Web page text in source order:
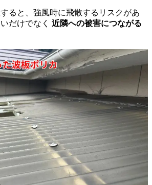
ると、強風時に飛散するリスクがあ
だけでなく 近隣への被害につながる